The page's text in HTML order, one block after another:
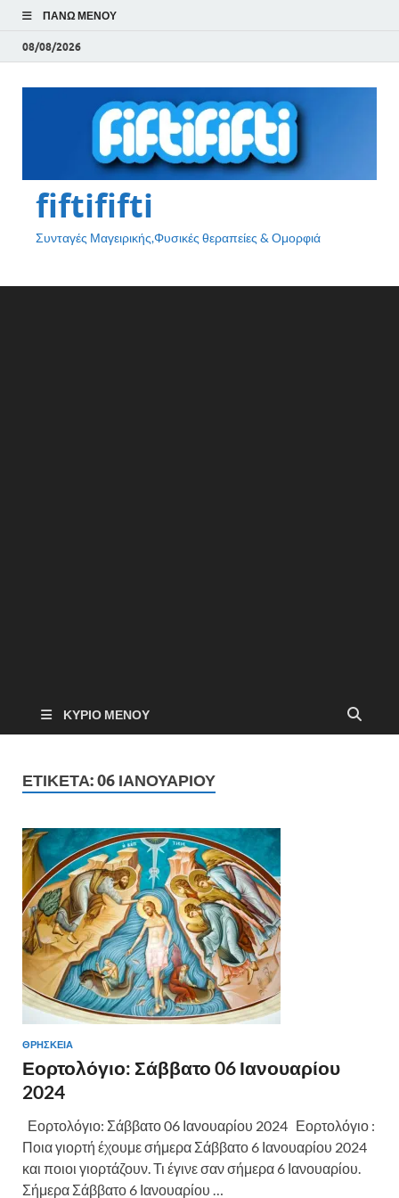
ΠΆΝΩ ΜΕΝΟΎ
08/08/2026
fiftififti
Συνταγές Μαγειρικής,Φυσικές θεραπείες & Ομορφιά
ΚΎΡΙΟ ΜΕΝΟΎ
ΕΤΙΚΈΤΑ:06 ΙΑΝΟΥΑΡΙΟΥ
ΘΡΗΣΚΕΙΑ
Εορτολόγιο: Σάββατο 06 Ιανουαρίου
2024
Εορτολόγιο: Σάββατο 06 Ιανουαρίου 2024 Εορτολόγιο :
Ποια γιορτή έχουμε σήμερα Σάββατο 6 Ιανουαρίου 2024
και ποιοι γιορτάζουν. Τι έγινε σαν σήμερα 6 Ιανουαρίου.
Σήμερα Σάββατο 6 Ιανουαρίου …